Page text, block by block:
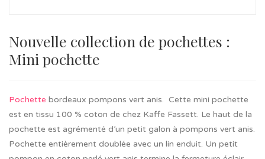
Nouvelle collection de pochettes :
Mini pochette
Pochette bordeaux pompons vert anis. Cette mini pochette
est en tissu 100 % coton de chez Kaffe Fassett. Le haut de la
pochette est agrémenté d’un petit galon à pompons vert anis.
Pochette entièrement doublée avec un lin enduit. Un petit